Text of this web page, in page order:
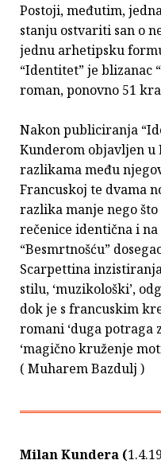
Postoji, međutim,
stanju ostvariti san o
jednu arhetipsku
“Identitet” je blizanac
roman, ponovno 51
Nakon publiciranja
Kunderom objavljen u
razlikama među
Francuskoj te dvama
razlika manje nego
rečenice identična i
“Besmrtnošću”
Scarpettina
stilu, ‘muzikološki’,
dok je s francuskim
romani ‘duga
‘magično kruženje
( Muharem Bazdulj )
Milan Kundera (